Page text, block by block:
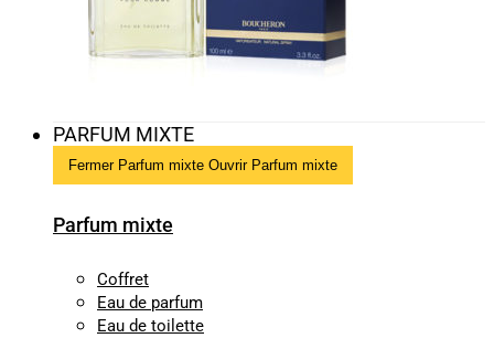
PARFUM MIXTE
Fermer Parfum mixte Ouvrir Parfum mixte
Parfum mixte
Coffret
Eau de parfum
Eau de toilette